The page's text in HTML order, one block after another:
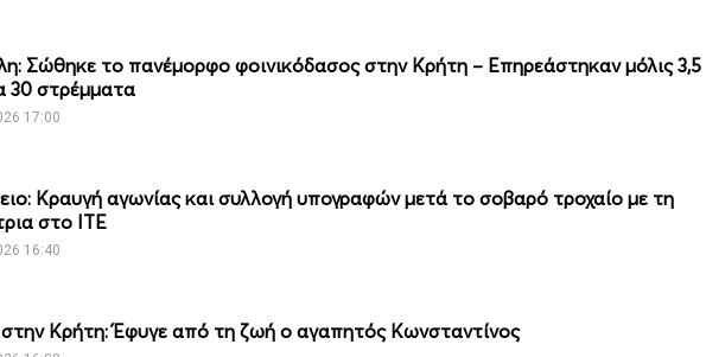
Σώθηκε το πανέμορφο φοινικόδασος στην Κρήτη – Επηρεάστηκαν μόλις 3,5
30 στρέμματα
17:00
Κραυγή αγωνίας και συλλογή υπογραφών μετά το σοβαρό τροχαίο με τη
στο ΙΤΕ
16:40
Κρήτη: Έφυγε από τη ζωή ο αγαπητός Κωνσταντίνος